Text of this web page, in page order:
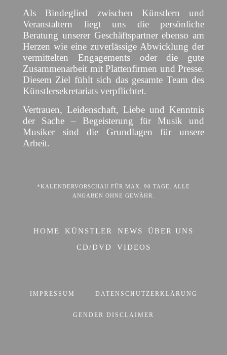
Als Bindeglied zwischen Künstlern und
Veranstaltern liegt uns die persönliche
Beratung unserer Geschäftspartner ebenso am
Herzen wie eine zuverlässige Abwicklung der
vermittelten Engagements oder die gute
Zusammenarbeit mit Plattenfirmen und Presse.
Diesem Ziel fühlt sich das gesamte Team des
Künstlersekretariats verpflichtet.
Vertrauen, Leidenschaft, Liebe und Kenntnis
der Sache – Begeisterung für Musik und
Musiker sind die Grundlagen für unsere
Arbeit.
*KALENDERVORSCHAU FÜR MAX. 90 TAGE. ALLE
ANGABEN OHNE GEWÄHR.
HOME KÜNSTLER NEWS
ÜBER UNS
CD/DVD
VIDEOS
IMPRESSUM DATENSCHUTZERKLÄRUNG
GENDER DISCLAIMER